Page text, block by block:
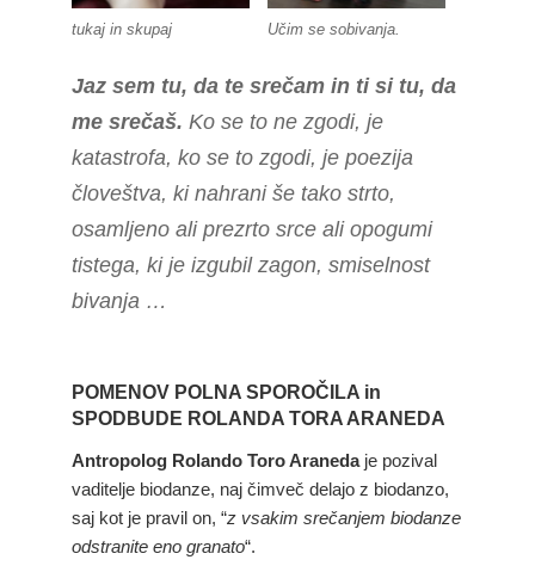
tukaj in skupaj Učim se sobivanja.
Jaz sem tu, da te srečam in ti si tu, da
me srečaš. Ko se to ne zgodi, je
katastrofa, ko se to zgodi, je poezija
človeštva, ki nahrani še tako strto,
osamljeno ali prezrto srce ali opogumi
tistega, ki je izgubil zagon, smiselnost
bivanja …
POMENOV POLNA SPOROČILA in
SPODBUDE ROLANDA TORA ARANEDA
Antropolog Rolando Toro Aranedaje pozival
vaditelje biodanze, naj čimveč delajo z biodanzo,
saj kot je pravil on, “z vsakim srečanjem biodanze
odstranite eno granato“.